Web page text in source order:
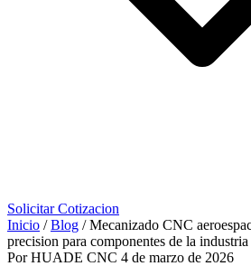
Solicitar Cotizacion
Inicio / Blog / Mecanizado CNC
precision para componentes de la industria
Por HUADE CNC 4 de marzo de 2026